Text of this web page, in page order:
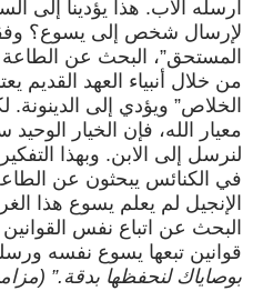
أرسله الآب. هذا يؤدينا إلى
لإرسال شخص إلى يسوع؟ وفقاً
المستحق”، البحث عن الطاعة
من خلال أنبياء العهد القديم
الخلاص” ويؤدي إلى
معيار الله، فإن الخيار
لنرسل إلى الابن. وبهذا
في الكنائس يبحثون عن
الإنجيل لم يعلم يسوع هذا
البحث عن اتباع نفس
قوانين تبعها يسوع نفسه
بوصاياك لنحفظها بدقة.” (مزامير